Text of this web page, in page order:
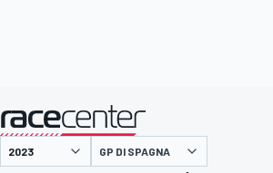
presentato da
GP DI SPAGNA